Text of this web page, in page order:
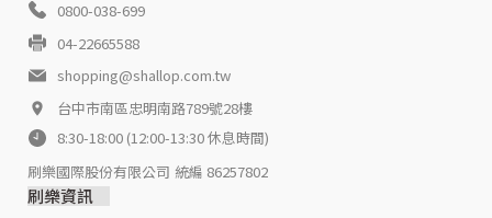
0800-038-699
04-22665588
shopping@shallop.com.tw
台中市南區忠明南路789號28樓
8:30-18:00 (12:00-13:30 休息時間)
刷樂國際股份有限公司 統編 86257802
刷樂資訊